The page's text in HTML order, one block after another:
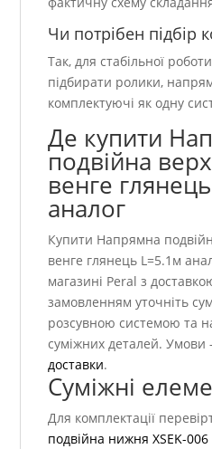
Чи потрібен підбір
Так, для стабільної
підбирати ролики,
комплектуючі як одну
Де купити
подвійна
венге
аналог
Купити Напрямна
венге глянець L=5.1м
магазині Peral з
замовленням уточніть
розсувною системою та
суміжних деталей.
доставки.
Суміжні
Для комплектації
подвійна нижня ХSEK-